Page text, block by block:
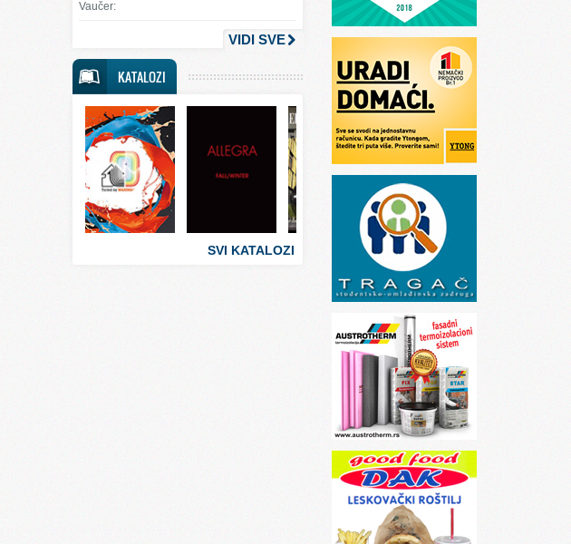
Svet sporta
Svet tehnike
Svet ugostiteljstva
Svet zabave i umetnosti
Svet zanimljivosti
Svet zdravlja
Vaučer:
VIDI SVE
KATALOZI
SVI KATALOZI